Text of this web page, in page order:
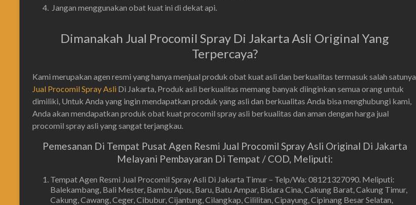
Jangan menggunakan obat kuat ini di dekat api.
Dimanakah Jual Procomil Spray Di Jakarta Asli Original Yang
Terpercaya?
Kami merupakan agen resmi yang hanya menjual produk obat kuat asli dan berkualitas termasuk salah satunya
Jual Procomil Spray Asli Di Jakarta, Produk asli berkualitas memang banyak diinginkan semua orang untuk
dimiliki, Untuk Anda yang ingin mendapatkan produk yang asli dan berkualitas Anda bisa menghubungi kami,
Anda akan mendapatkan produk obat kuat procomil spray asli berkualitas dan aman dengan harga jual
procomil spray asli yang sangat terjangkau.
Pemesanan Di Tempat Pusat Agen Resmi Jual Procomil Spray Asli Original Di Jakarta
Melayani Pembayaran Di Tempat / COD, Meliputi:
Tempat Agen Resmi Jual Procomil Spray Asli Di Jakarta Timur – Telp/Wa: 08121327090. Meliputi:
Balekambang, Bali Mester, Bambu Apus, Baru, Batu Ampar, Bidara Cina, Cakung Barat, Cakung Timur,
Cakung, Cawang, Ceger, Cibubur, Cijantung, Cilangkap, Cililitan, Cipayung, Cipinang Besar Selatan,